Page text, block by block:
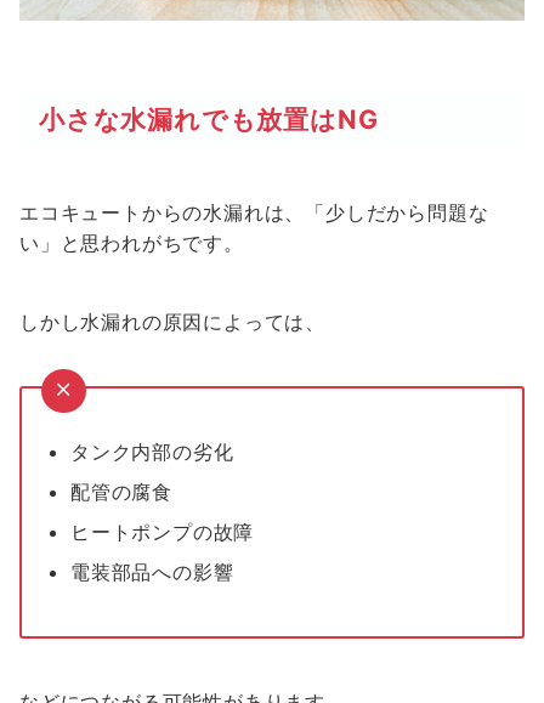
小さな水漏れでも放置はNG
エコキュートからの水漏れは、「少しだから問題な
い」と思われがちです。
しかし水漏れの原因によっては、
タンク内部の劣化
配管の腐食
ヒートポンプの故障
電装部品への影響